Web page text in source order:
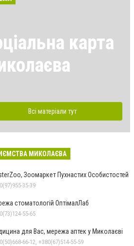
карта
Всі матеріали тут
МИКОЛАЄВА
Зоомаркет Пухнастих Особистостей
35-39
стоматологій ОптімалЛаб
55-65
для Вас, мережа аптек у Миколаєві
66-12, +380(67)514-55-59